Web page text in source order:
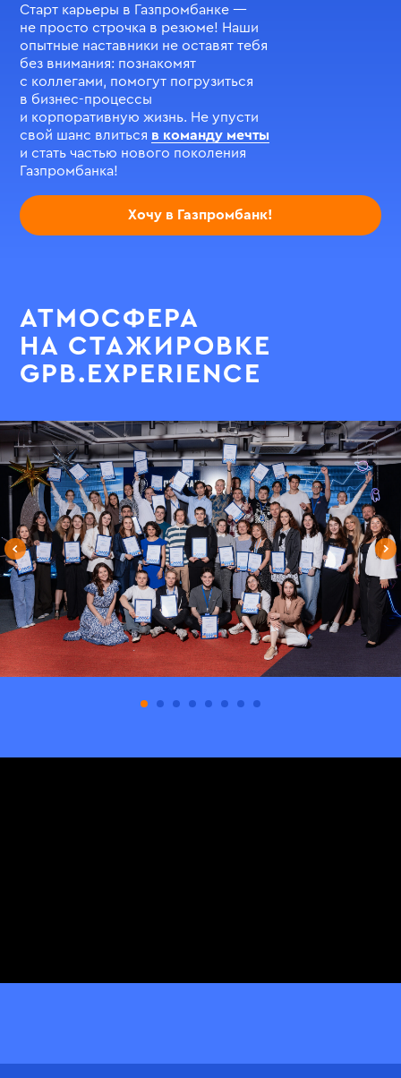
Старт карьеры в Газпромбанке —
не просто строчка в резюме! Наши
опытные наставники не оставят тебя
без внимания: познакомят
с коллегами, помогут погрузиться
в бизнес-процессы
и корпоративную жизнь. Не упусти
свой шанс влиться в команду мечты
и стать частью нового поколения
Газпромбанка!
Хочу в Газпромбанк!
АТМОСФЕРА
НА СТАЖИРОВКЕ
GPB.EXPERIENCE